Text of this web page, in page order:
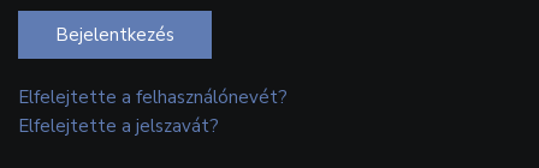
Bejelentkezés
Elfelejtette a felhasználónevét?
Elfelejtette a jelszavát?